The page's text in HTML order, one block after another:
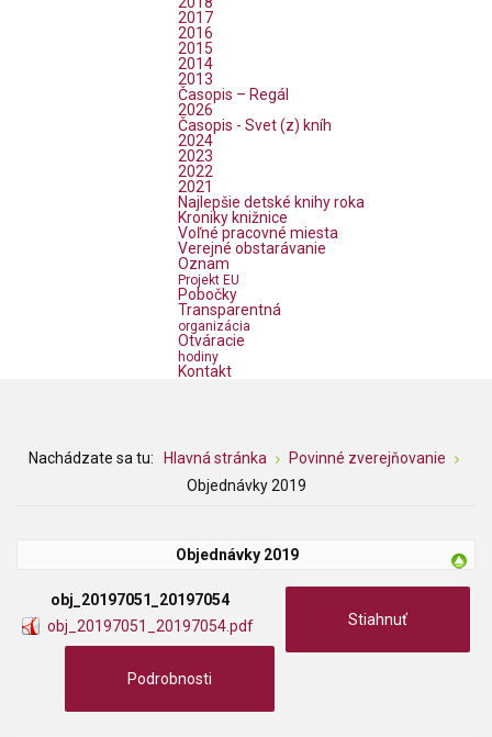
2017
2016
2015
2014
2013
Časopis – Regál
2026
Časopis - Svet (z) kníh
2024
2023
2022
2021
Najlepšie detské knihy roka
Kroniky knižnice
Voľné pracovné miesta
Verejné obstarávanie
Oznam
Projekt EU
Pobočky
Transparentná
organizácia
Otváracie
hodiny
Kontakt
Nachádzate sa tu: Hlavná stránka
Povinné zverejňovanie
Objednávky 2019
Objednávky 2019
obj_20197051_20197054
obj_20197051_20197054.pdf
Stiahnuť
Podrobnosti